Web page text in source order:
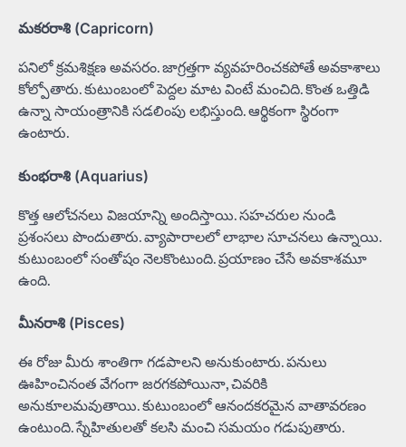
మకరరాశి (Capricorn)
పనిలో క్రమశిక్షణ అవసరం. జాగ్రత్తగా వ్యవహరించకపోతే అవకాశాలు
కోల్పోతారు. కుటుంబంలో పెద్దల మాట వింటే మంచిది. కొంత ఒత్తిడి
ఉన్నా సాయంత్రానికి సడలింపు లభిస్తుంది. ఆర్థికంగా స్థిరంగా
ఉంటారు.
కుంభరాశి (Aquarius)
కొత్త ఆలోచనలు విజయాన్ని అందిస్తాయి. సహచరుల నుండి
ప్రశంసలు పొందుతారు. వ్యాపారాలలో లాభాల సూచనలు ఉన్నాయి.
కుటుంబంలో సంతోషం నెలకొంటుంది. ప్రయాణం చేసే అవకాశమూ
ఉంది.
మీనరాశి (Pisces)
ఈ రోజు మీరు శాంతిగా గడపాలని అనుకుంటారు. పనులు
ఊహించినంత వేగంగా జరగకపోయినా, చివరికి
అనుకూలమవుతాయి. కుటుంబంలో ఆనందకరమైన వాతావరణం
ఉంటుంది. స్నేహితులతో కలసి మంచి సమయం గడుపుతారు.